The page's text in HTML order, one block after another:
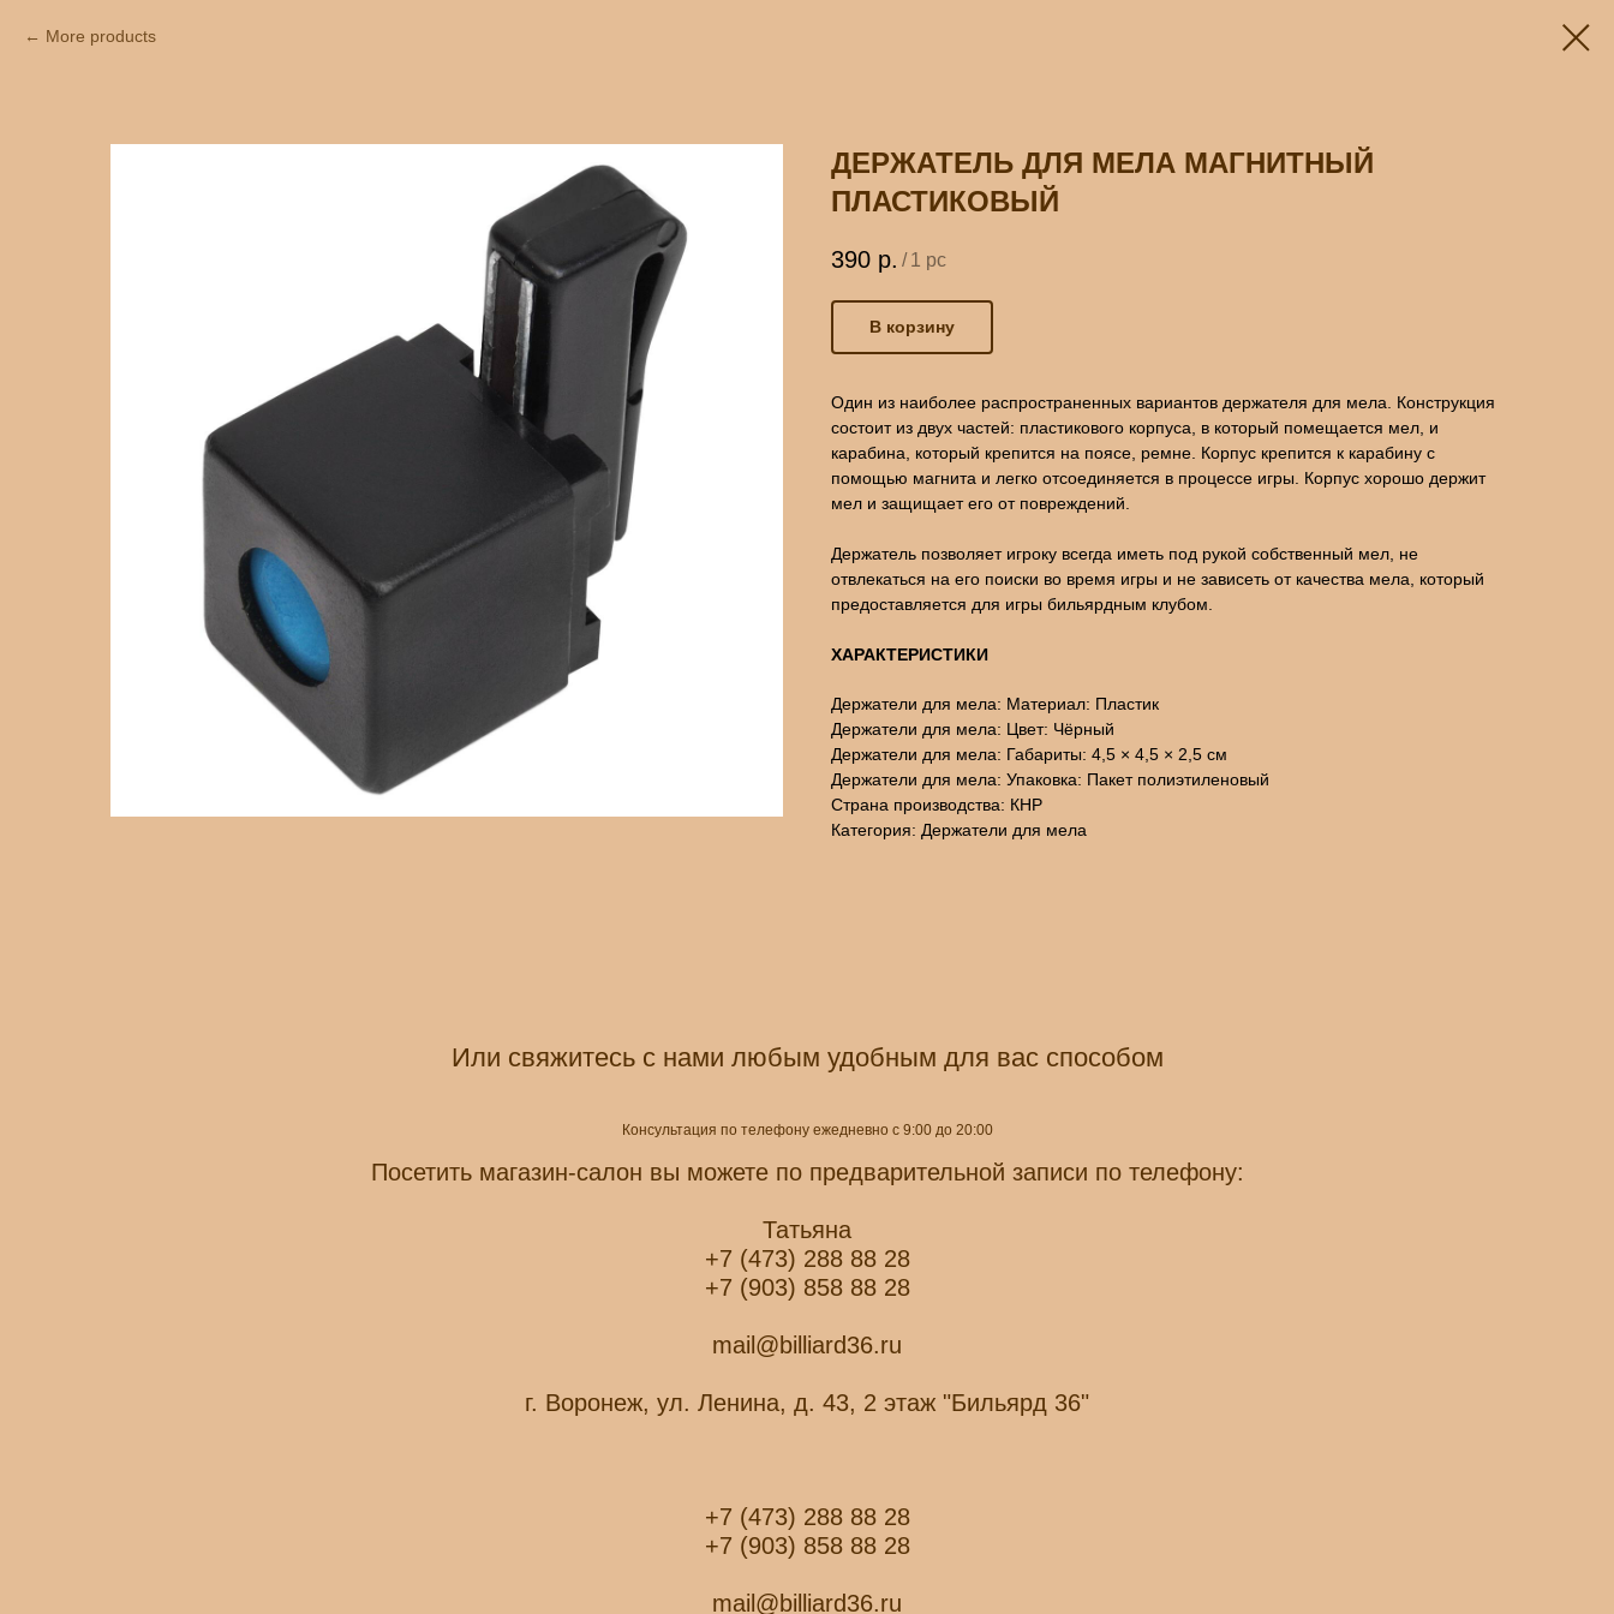
More products
ДЕРЖАТЕЛЬ ДЛЯ МЕЛА МАГНИТНЫЙ
ПЛАСТИКОВЫЙ
390 р. / 1 pc
В корзину
Один из наиболее распространенных вариантов держателя для мела. Конструкция
состоит из двух частей: пластикового корпуса, в который помещается мел, и
карабина, который крепится на поясе, ремне. Корпус крепится к карабину с
помощью магнита и легко отсоединяется в процессе игры. Корпус хорошо держит
мел и защищает его от повреждений.
Держатель позволяет игроку всегда иметь под рукой собственный мел, не
отвлекаться на его поиски во время игры и не зависеть от качества мела, который
предоставляется для игры бильярдным клубом.
ХАРАКТЕРИСТИКИ
Держатели для мела: Материал: Пластик
Держатели для мела: Цвет: Чёрный
Держатели для мела: Габариты: 4,5 × 4,5 × 2,5 см
Держатели для мела: Упаковка: Пакет полиэтиленовый
Страна производства: КНР
Категория: Держатели для мела
Или свяжитесь с нами любым удобным для вас способом
Консультация по телефону ежедневно с 9:00 до 20:00
Посетить магазин-салон вы можете по предварительной записи по телефону:
Татьяна
+7 (473) 288 88 28
+7 (903) 858 88 28
mail@billiard36.ru
г. Воронеж, ул. Ленина, д. 43, 2 этаж "Бильярд 36"
+7 (473) 288 88 28
+7 (903) 858 88 28
mail@billiard36.ru